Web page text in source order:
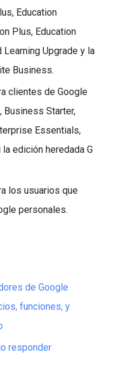
Education
Plus, Education
Learning Upgrade y la
Business.
clientes de Google
Business Starter,
Essentials,
edición heredada G
los usuarios que
personales.
de Google
funciones, y
responder